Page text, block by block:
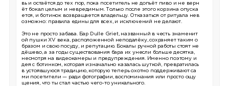
вь и остаётся до тех пор, пока посетитель не допьёт пиво и не верн
ёт бокал целым и невредимым. Только после этого корзина опуска
ется, и ботинок возвращается владельцу. Отказаться от ритуала нев
озможно: правила едины для всех, и исключений не делают.
Это не просто забава. Бар Dulle Griet, названный в честь знаменит
ой пушки XV века, расположенной неподалёку, сохраняет таким о
бразом и свою посуду, и репутацию. Бокалы ручной работы стоят не
дёшево, а за годы существования бара их унесли больше десятка,
несмотря на видеокамеры и предупреждения. Именно поэтому и
дея с ботинком, которая изначально казалась шуткой, превратилась
в устоявшуюся традицию, которую теперь охотно поддерживают са
ми посетители — ради фотографии, воспоминания или просто ощу
щения, что ты стал частью чего-то уникального.